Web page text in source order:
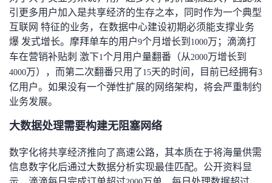
引更多用户加入是共享经济的生存之本，同时作为一个典型
互联网 特征的业务，在数据中心建设初期必须能支撑业务
爆 发式增长。摩拜单车的用户9个月增长到 1000万；滴滴打
车在营销补贴刺 激下1个月用户量翻番（从2000万增长到
4000万），而第二次翻番只用了 15天的时间，目前已经拥有3
亿用户。如果没有一个弹性扩展的网络架构，将会严重制约
业务发展。
大数据处理需要构建无阻塞网络
数字化将共享经济推向了高速公路，其本质在于将海量供需
信息数字化后通过大数据分析实现最佳匹配。公开资料显